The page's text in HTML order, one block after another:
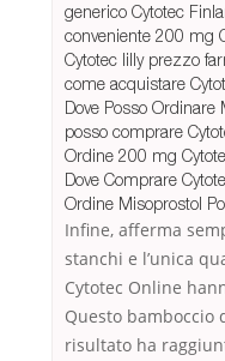
generico Cytotec
conveniente 200 mg
Cytotec lilly prezzo
come acquistare
Dove Posso
posso comprare
Ordine 200 mg
Dove Comprare
Ordine Misoprostol
Infine, afferma
stanchi e l’unica
Cytotec Online
Questo bamboccio
risultato ha